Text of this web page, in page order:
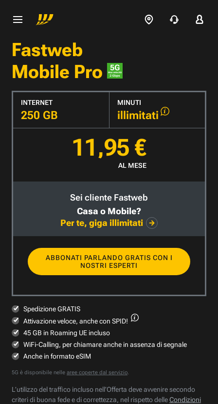
Fastweb
Mobile Pro
INTERNET
250 GB
MINUTI
illimitati
11,95 €
AL MESE
Sei cliente Fastweb
Casa o Mobile?
Per te, giga illimitati
ABBONATI PARLANDO GRATIS CON I
NOSTRI ESPERTI
Spedizione GRATIS
Attivazione veloce, anche con SPID!
45 GB in Roaming UE incluso
WiFi-Calling, per chiamare anche in assenza di segnale
Anche in formato eSIM
5G è disponibile nelle aree coperte dal servizio.
L’utilizzo del traffico incluso nell’Offerta deve avvenire secondo
criteri di buona fede e di correttezza, nel rispetto delleCondizioni